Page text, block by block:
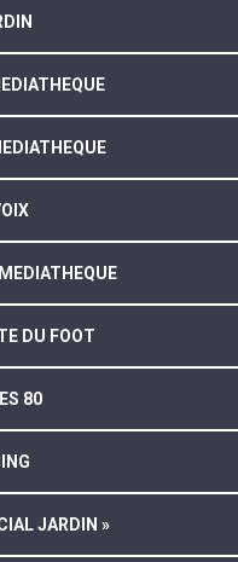
DU FOOT
80
JARDIN »